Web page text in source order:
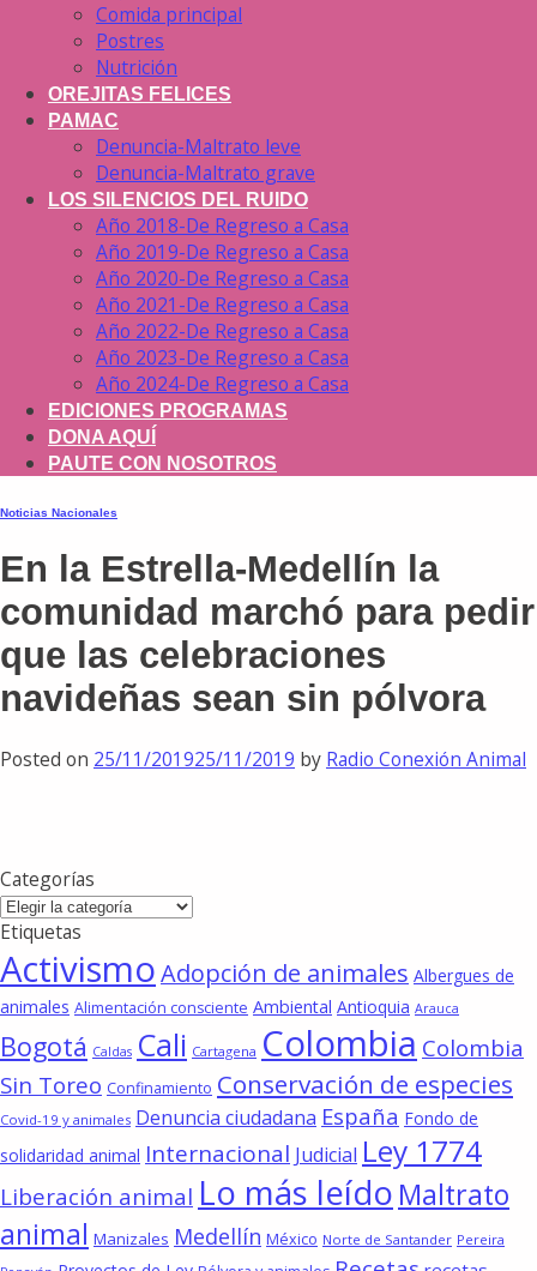
Comida principal
Postres
Nutrición
OREJITAS FELICES
PAMAC
Denuncia-Maltrato leve
Denuncia-Maltrato grave
LOS SILENCIOS DEL RUIDO
Año 2018-De Regreso a Casa
Año 2019-De Regreso a Casa
Año 2020-De Regreso a Casa
Año 2021-De Regreso a Casa
Año 2022-De Regreso a Casa
Año 2023-De Regreso a Casa
Año 2024-De Regreso a Casa
EDICIONES PROGRAMAS
DONA AQUÍ
PAUTE CON NOSOTROS
Noticias Nacionales
En la Estrella-Medellín la
comunidad marchó para pedir
que las celebraciones
navideñas sean sin pólvora
Posted on 25/11/201925/11/2019 by Radio Conexión Animal
Categorías
Categorías
Etiquetas
ActivismoAdopción de animales Albergues de
animales Alimentación consciente Ambiental Antioquia Arauca
Bogotá Caldas Cali Cartagena Colombia Colombia
Sin Toreo Confinamiento Conservación de especies
Covid-19 y animales Denuncia ciudadana España Fondo de
solidaridad animal Internacional Judicial Ley 1774
Liberación animal Lo más leído Maltrato
animal Manizales Medellín México Norte de Santander Pereira